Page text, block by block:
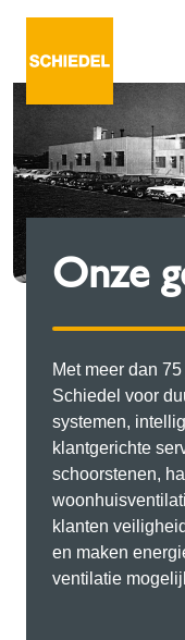
Onze
Met meer dan
Schiedel voor
systemen,
klantgerichte
schoorstenen,
klanten
en maken
ventilatie